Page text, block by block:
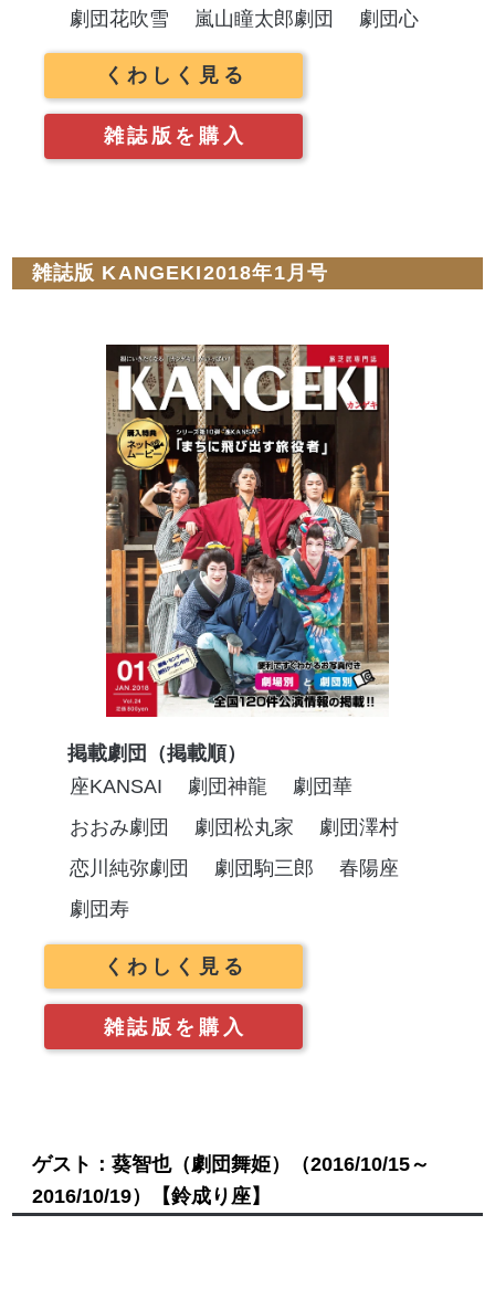
劇団花吹雪
嵐山瞳太郎劇団 劇団心
くわしく見る
雑誌版を購入
雑誌版 KANGEKI2018年1月号
掲載劇団（掲載順）
座KANSAI
劇団神龍
劇団華
おおみ劇団
劇団松丸家
劇団澤村
恋川純弥劇団
劇団駒三郎
春陽座
劇団寿
くわしく見る
雑誌版を購入
ゲスト：葵智也（劇団舞姫）
（2016/10/15～
2016/10/19）
【鈴成り座】